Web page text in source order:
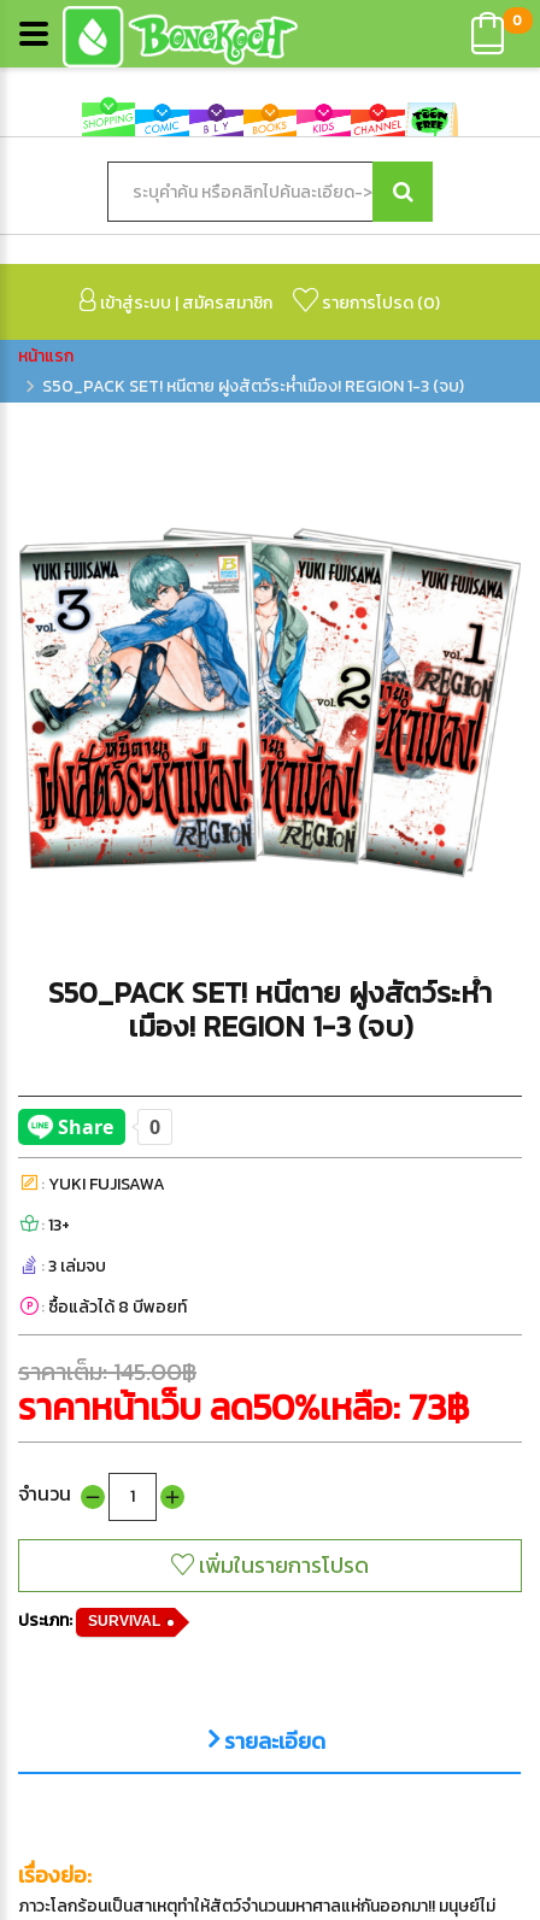
เข้าสู่ระบบ |สมัครสมาชิก รายการโปรด (0)
0
S50_PACK SET! หนีตาย ฝูงสัตว์ระห่ำเมือง! REGION 1-3 (จบ)
S50_PACK SET! หนีตาย ฝูงสัตว์ระห่ำ
เมือง! REGION 1-3 (จบ)
:YUKI FUJISAWA
:13+
:3 เล่มจบ
:ซื้อแล้วได้ 8 บีพอยท์
ราคาเต็ม: 145.00฿
ราคาหน้าเว็บ ลด50%เหลือ: 73฿
จำนวน
ประเภท: SURVIVAL
รายละเอียด
เรื่องย่อ:
ภาวะโลกร้อนเป็นสาเหตุทำให้สัตว์จำนวนมหาศาลแห่กันออกมา!! มนุษย์ไม่